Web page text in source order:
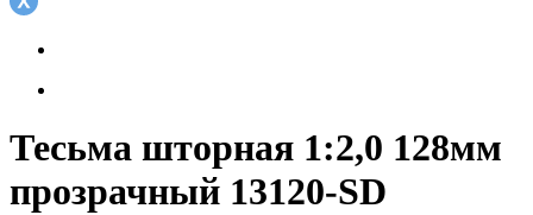
Тесьма шторная 1:2,0 128мм
прозрачный 13120-SD